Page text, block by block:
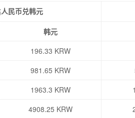
人民币兑韩元
韩元
196.33 KRW
981.65 KRW
1963.3 KRW
4908.25 KRW